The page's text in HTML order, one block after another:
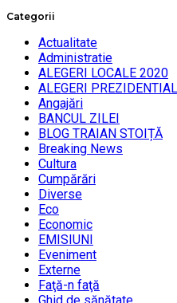
Categorii
Actualitate
Administratie
ALEGERI LOCALE 2020
ALEGERI
Angajări
BANCUL ZILEI
BLOG TRAIAN STOIȚĂ
Breaking News
Cultura
Cumpărări
Diverse
Eco
Economic
EMISIUNI
Eveniment
Externe
Faţă-n faţă